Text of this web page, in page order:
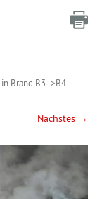
in Brand B3 ->B4 –
Nächstes →